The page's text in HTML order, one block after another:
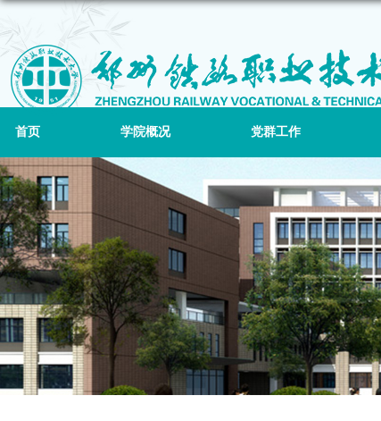
首页 学院概况 党群工作